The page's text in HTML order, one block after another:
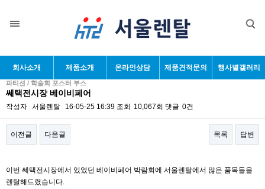
회사소개 제품소개 온라인상담 제품견적문의 행사별갤러리
파티션 / 학술회 포스터 부스
쎄택전시장 베이비페어
작성자 서울렌탈 16-05-25 16:39 조회 10,067회 댓글 0건
이전글 다음글 목록 답변
이번 쎄택전시장에서 있었던 베이비페어 박람회에 서울렌탈에서 많은 품목들을
렌탈해드렸습니다.